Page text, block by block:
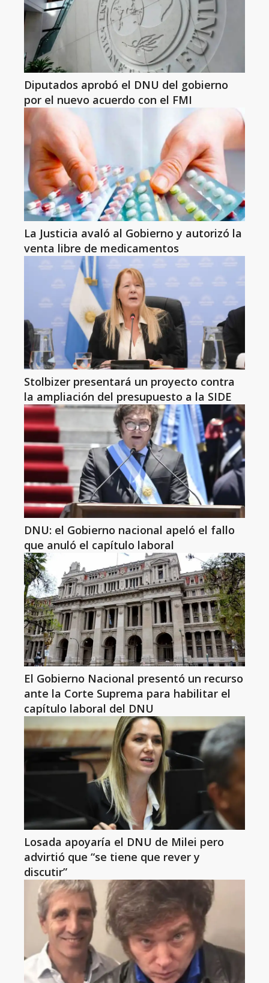
Diputados aprobó el DNU del gobierno
por el nuevo acuerdo con el FMI
La Justicia avaló al Gobierno y autorizó la
venta libre de medicamentos
Stolbizer presentará un proyecto contra
la ampliación del presupuesto a la SIDE
DNU: el Gobierno nacional apeló el fallo
que anuló el capítulo laboral
El Gobierno Nacional presentó un recurso
ante la Corte Suprema para habilitar el
capítulo laboral del DNU
Losada apoyaría el DNU de Milei pero
advirtió que “se tiene que rever y
discutir”